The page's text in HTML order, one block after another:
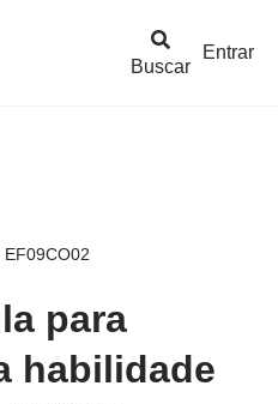
Buscar
Entrar
EF09CO02
para
habilidade